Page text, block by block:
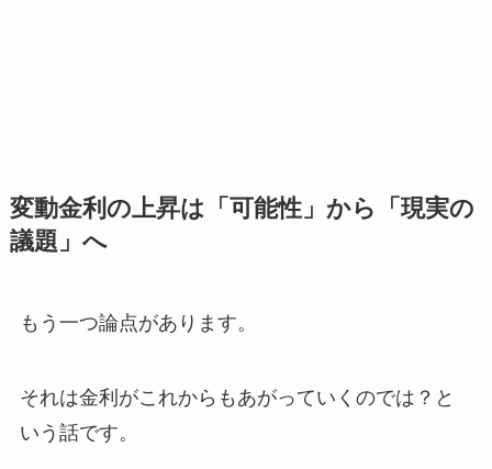
変動金利の上昇は「可能性」から「現実の
議題」へ
もう一つ論点があります。
それは金利がこれからもあがっていくのでは？と
いう話です。